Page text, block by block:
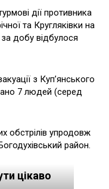
дії противника
та Кругляківки на
добу відбулося
з Купʼянського
7 людей (серед
обстрілів упродовж
район.
цікаво